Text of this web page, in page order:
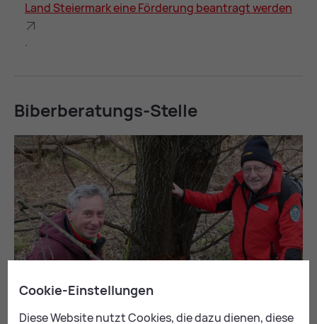
Land Stei­er­mark eine För­de­rung be­an­tragt wer­den
.
Bi­ber­be­ra­tungs-Stel­le
Cookie-Einstellungen
Diese Website nutzt Cookies, die dazu dienen, diese